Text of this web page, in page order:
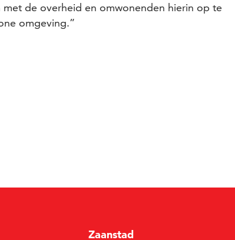
de overheid en omwonenden hierin op te
omgeving.”
Zaanstad